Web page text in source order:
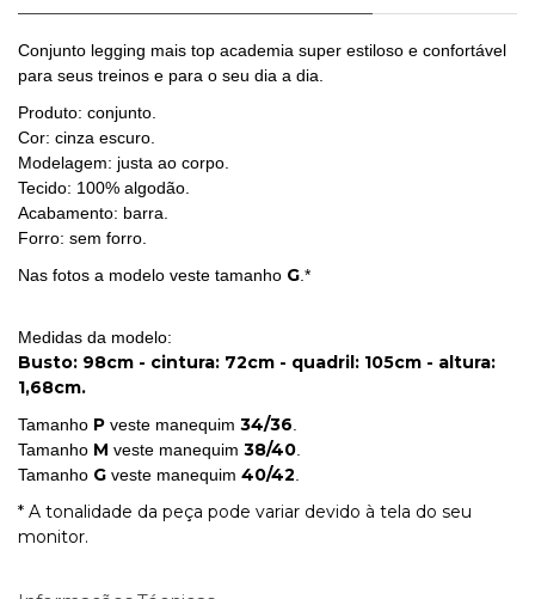
Conjunto legging mais top academia super estiloso e confortável
para seus treinos e para o seu dia a dia.
Produto: conjunto.
Cor: cinza escuro.
Modelagem: justa ao corpo.
Tecido: 100% algodão.
Acabamento: barra.
Forro: sem forro.
Nas fotos a modelo veste tamanho G .*
Medidas da modelo:
Busto: 98cm - cintura: 72cm - quadril: 105cm - altura:
1,68cm.
Tamanho P veste manequim 34/36
Tamanho M veste manequim 38/40
Tamanho G veste manequim 40/42
* A tonalidade da peça pode variar devido à tela do seu
monitor.